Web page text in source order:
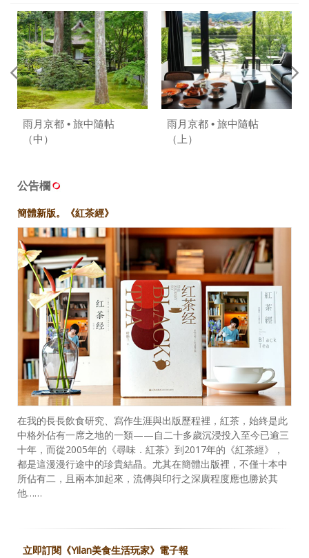
雨月京都 • 旅中隨帖
（中）
雨月京都 • 旅中隨帖
（上）
公告欄
簡體新版。《紅茶經》
在我的長長飲食研究、寫作生涯與出版歷程裡，紅茶，始終是此
中格外佔有一席之地的一類——自二十多歲沉浸投入至今已逾三
十年，而從2005年的《尋味．紅茶》到2017年的《紅茶經》，
都是這漫漫行途中的珍貴結晶。尤其在簡體出版裡，不僅十本中
所佔有二，且兩本加起來，流傳與印行之深廣程度應也勝於其
他……
立即訂閱《Yilan美食生活玩家》電子報